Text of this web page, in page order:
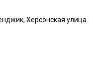
Херсонская улица